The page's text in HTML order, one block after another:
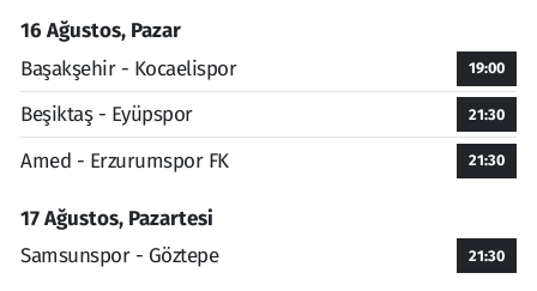
16 Ağustos, Pazar
Başakşehir - Kocaelispor
19:00
Beşiktaş - Eyüpspor 21:30
Amed - Erzurumspor FK 21:30
17 Ağustos, Pazartesi
Samsunspor - Göztepe
21:30